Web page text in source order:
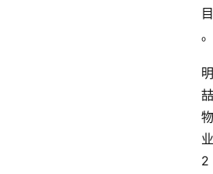
目
。
明
喆
物
业
2